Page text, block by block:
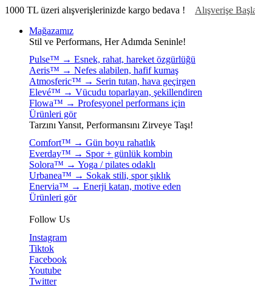
1000 TL üzeri alışverişlerinizde kargo bedava ! Alışverişe
Mağazamız
Stil ve Performans, Her Adımda Seninle!
Pulse™ → Esnek, rahat, hareket özgürlüğü
Aeris™ → Nefes alabilen, hafif kumaş
Atmosferic™ → Serin tutan, hava geçirgen
Elevé™ → Vücudu toparlayan, şekillendiren
Flowa™ → Profesyonel performans için
Ürünleri gör
Tarzını Yansıt, Performansını Zirveye Taşı!
Comfort™ → Gün boyu rahatlık
Everday™ → Spor + günlük kombin
Solora™ → Yoga / pilates odaklı
Urbanea™ → Sokak stili, spor şıklık
Enervia™ → Enerji katan, motive eden
Ürünleri gör
Follow Us
Instagram
Tiktok
Facebook
Youtube
Twitter